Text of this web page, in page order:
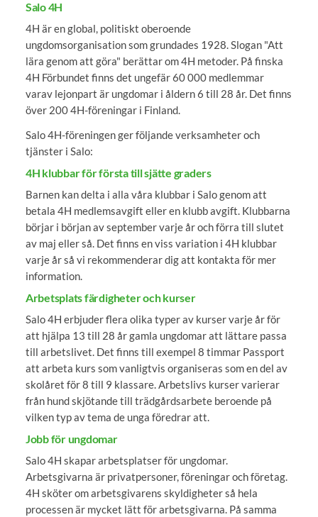
Salo 4H
4H är en global, politiskt oberoende
ungdomsorganisation som grundades 1928. Slogan "Att
lära genom att göra" berättar om 4H metoder. På finska
4H Förbundet finns det ungefär 60 000 medlemmar
varav lejonpart är ungdomar i åldern 6 till 28 år. Det finns
över 200 4H-föreningar i Finland.
Salo 4H-föreningen ger följande verksamheter och
tjänster i Salo:
4H klubbar för första till sjätte graders
Barnen kan delta i alla våra klubbar i Salo genom att
betala 4H medlemsavgift eller en klubb avgift. Klubbarna
börjar i början av september varje år och förra till slutet
av maj eller så. Det finns en viss variation i 4H klubbar
varje år så vi rekommenderar dig att kontakta för mer
information.
Arbetsplats färdigheter och kurser
Salo 4H erbjuder flera olika typer av kurser varje år för
att hjälpa 13 till 28 år gamla ungdomar att lättare passa
till arbetslivet. Det finns till exempel 8 timmar Passport
att arbeta kurs som vanligtvis organiseras som en del av
skolåret för 8 till 9 klassare. Arbetslivs kurser varierar
från hund skjötande till trädgårdsarbete beroende på
vilken typ av tema de unga föredrar att.
Jobb för ungdomar
Salo 4H skapar arbetsplatser för ungdomar.
Arbetsgivarna är privatpersoner, föreningar och företag.
4H sköter om arbetsgivarens skyldigheter så hela
processen är mycket lätt för arbetsgivarna. På samma